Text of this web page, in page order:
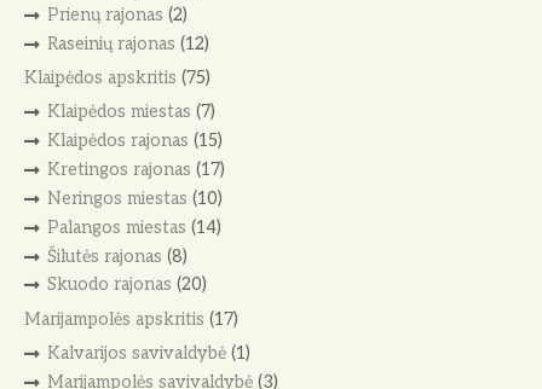
Prienų rajonas (2)
Raseinių rajonas (12)
Klaipėdos apskritis (75)
Klaipėdos miestas (7)
Klaipėdos rajonas (15)
Kretingos rajonas (17)
Neringos miestas (10)
Palangos miestas (14)
Šilutės rajonas (8)
Skuodo rajonas (20)
Marijampolės apskritis (17)
Kalvarijos savivaldybė(1)
Marijampolės savivaldybė(3)